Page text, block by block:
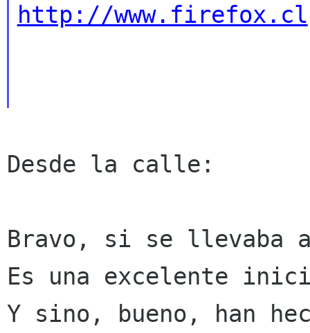
http://www.firefox.cl
Desde la calle:
Bravo, si se llevaba
Es una excelente
Y sino, bueno, han